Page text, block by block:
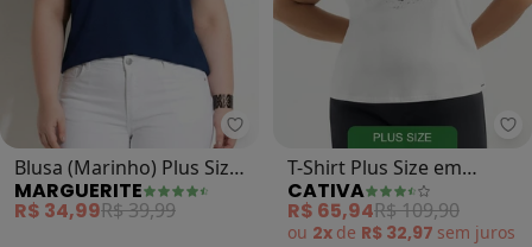
Marguerite - Blusa (Marinho)
Blusa (Marinho) Plus Size
Marguerite
MARGUERITE
R$ 34,99R$ 39,99
T-Shirt Plus Size em
Algodão (Branco )
CATIVA
R$ 65,94R$ 109,90
ou 2x de R$ 32,97 sem juros